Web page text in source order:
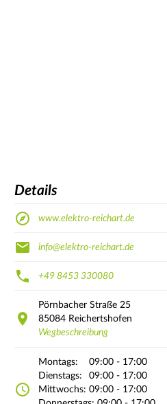
Details
www.elektro-reichart.de
info@elektro-reichart.de
+49 8453 330080
Pörnbacher Straße 25
85084 Reichertshofen
Wegbeschreibung
Montags:
09:00 - 17:00
Dienstags:
09:00 - 17:00
Mittwochs: 09:00 - 17:00